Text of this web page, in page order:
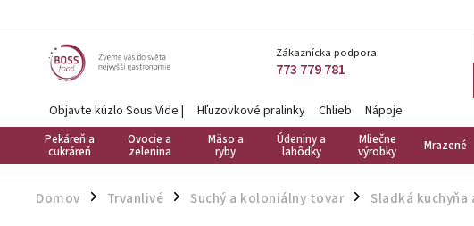
Zákaznícka podpora:
773 779 781
Objavte kúzlo Sous Vide | Hľuzovkové pralinky Chlieb Nápoje
Pekáreň a
cukráreň
Ovocie a
zelenina
Mäso a
ryby
Údeniny a
lahôdky
Mliečne
výrobky Mrazené
Domov / Trvanlivé / Suchý a koloniálny tovar / Sladká kuchyňa